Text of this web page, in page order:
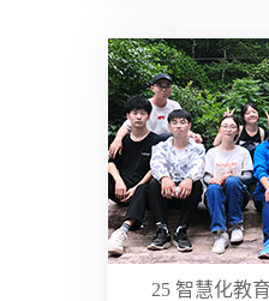
25 智慧化教